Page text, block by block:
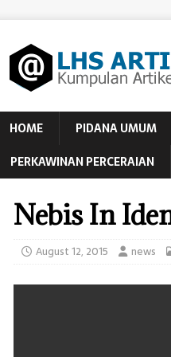
HOME PIDANA UMUM
PERKAWINAN PERCERAIAN
Nebis In
August 12, 2015 news